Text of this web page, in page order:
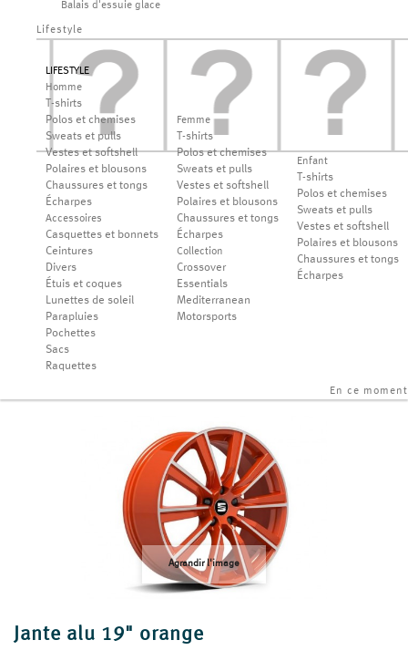
Balais d'essuie glace
Lifestyle
LIFESTYLE
Homme
T-shirts
Polos et chemises
Sweats et pulls
Vestes et softshell
Polaires et blousons
Chaussures et tongs
Écharpes
Accessoires
Casquettes et bonnets
Ceintures
Divers
Étuis et coques
Lunettes de soleil
Parapluies
Pochettes
Sacs
Raquettes
Femme
T-shirts
Polos et chemises
Sweats et pulls
Vestes et softshell
Polaires et blousons
Chaussures et tongs
Écharpes
Collection
Crossover
Essentials
Mediterranean
Motorsports
Enfant
T-shirts
Polos et chemises
Sweats et pulls
Vestes et softshell
Polaires et blousons
Chaussures et tongs
Écharpes
En ce moment
Agrandir l'image
Jante alu 19" orange